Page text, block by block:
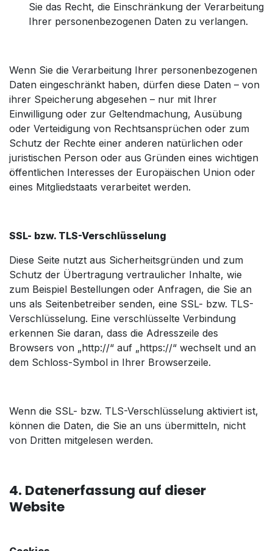
Sie das Recht, die Einschränkung der Verarbeitung
Ihrer personenbezogenen Daten zu verlangen.
Wenn Sie die Verarbeitung Ihrer personenbezogenen
Daten eingeschränkt haben, dürfen diese Daten – von
ihrer Speicherung abgesehen – nur mit Ihrer
Einwilligung oder zur Geltendmachung, Ausübung
oder Verteidigung von Rechtsansprüchen oder zum
Schutz der Rechte einer anderen natürlichen oder
juristischen Person oder aus Gründen eines wichtigen
öffentlichen Interesses der Europäischen Union oder
eines Mitgliedstaats verarbeitet werden.
SSL- bzw. TLS-Verschlüsselung
Diese Seite nutzt aus Sicherheitsgründen und zum
Schutz der Übertragung vertraulicher Inhalte, wie
zum Beispiel Bestellungen oder Anfragen, die Sie an
uns als Seitenbetreiber senden, eine SSL- bzw. TLS-
Verschlüsselung. Eine verschlüsselte Verbindung
erkennen Sie daran, dass die Adresszeile des
Browsers von „http://“ auf „https://“ wechselt und an
dem Schloss-Symbol in Ihrer Browserzeile.
Wenn die SSL- bzw. TLS-Verschlüsselung aktiviert ist,
können die Daten, die Sie an uns übermitteln, nicht
von Dritten mitgelesen werden.
4. Datenerfassung auf dieser
Website